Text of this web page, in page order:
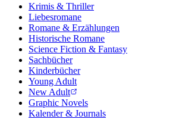
Krimis & Thriller
Liebesromane
Romane & Erzählungen
Historische Romane
Science Fiction & Fantasy
Sachbücher
Kinderbücher
Young Adult
New Adult
Graphic Novels
Kalender & Journals